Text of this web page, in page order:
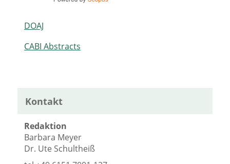
DOAJ
CABI Abstracts
Kontakt
Redaktion
Barbara Meyer
Dr. Ute Schultheiß